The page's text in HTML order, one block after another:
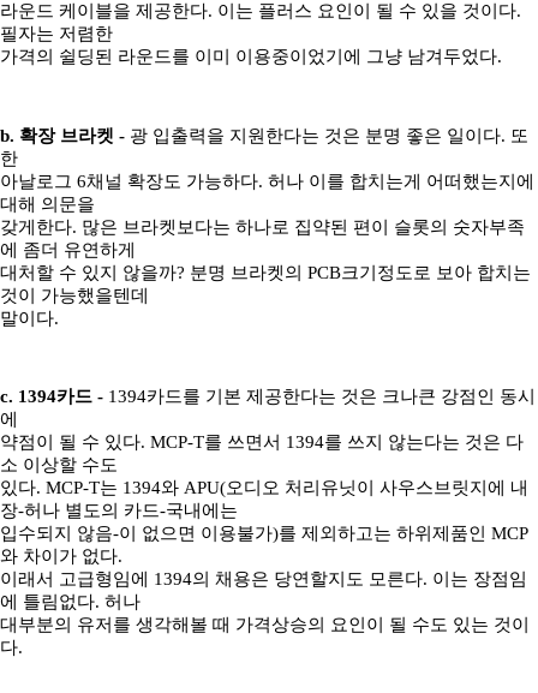
라운드 케이블을 제공한다. 이는 플러스 요인이 될 수 있을 것이다.
필자는 저렴한
가격의 쉴딩된 라운드를 이미 이용중이었기에 그냥 남겨두었다.
b. 확장 브라켓 - 광 입출력을 지원한다는 것은 분명 좋은 일이다. 또
한
아날로그 6채널 확장도 가능하다. 허나 이를 합치는게 어떠했는지에
대해 의문을
갖게한다. 많은 브라켓보다는 하나로 집약된 편이 슬롯의 숫자부족
에 좀더 유연하게
대처할 수 있지 않을까? 분명 브라켓의 PCB크기정도로 보아 합치는
것이 가능했을텐데
말이다.
c. 1394카드 - 1394카드를 기본 제공한다는 것은 크나큰 강점인 동시
에
약점이 될 수 있다. MCP-T를 쓰면서 1394를 쓰지 않는다는 것은 다
소 이상할 수도
있다. MCP-T는 1394와 APU(오디오 처리유닛이 사우스브릿지에 내
장-허나 별도의 카드-국내에는
입수되지 않음-이 없으면 이용불가)를 제외하고는 하위제품인 MCP
와 차이가 없다.
이래서 고급형임에 1394의 채용은 당연할지도 모른다. 이는 장점임
에 틀림없다. 허나
대부분의 유저를 생각해볼 때 가격상승의 요인이 될 수도 있는 것이
다.